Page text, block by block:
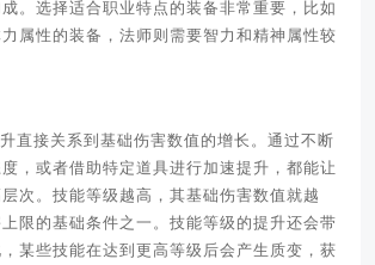
。选择适合职业特点的装备非常重要，比如
属性的装备，法师则需要智力和精神属性较
直接关系到基础伤害数值的增长。通过不断
，或者借助特定道具进行加速提升，都能让
次。技能等级越高，其基础伤害数值就越
限的基础条件之一。技能等级的提升还会带
某些技能在达到更高等级后会产生质变，获